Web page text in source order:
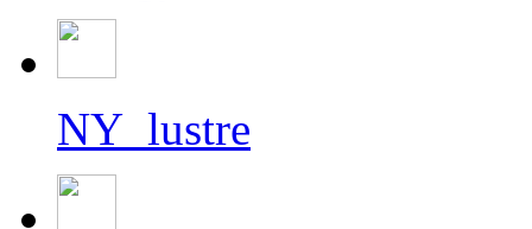
NY_lustre